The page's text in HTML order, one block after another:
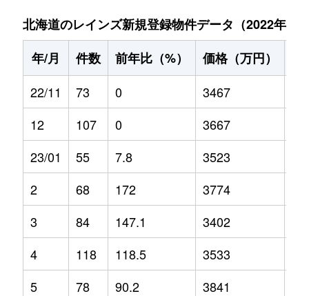
北海道のレインズ新規登録物件データ（2022年11
年/月
件数 前年比（%） 価格（万円）
22/11
73 0 3467
12
107 0 3667
23/01
55 7.8 3523
2
68 172 3774
3
84 147.1 3402
4
118 118.5 3533
5
78 90.2 3841